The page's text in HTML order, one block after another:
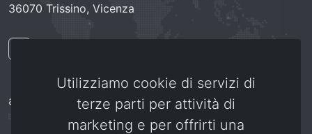
36070 Trissino, Vicenza
arzignano@aquaemotion.org
Utilizziamo cookie di servizi di
terze parti per attività di
marketing e per offrirti una